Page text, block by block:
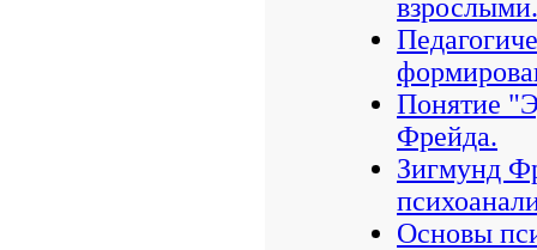
взрослыми.
Понятие
Фрейда.
Зигмунд
Основы